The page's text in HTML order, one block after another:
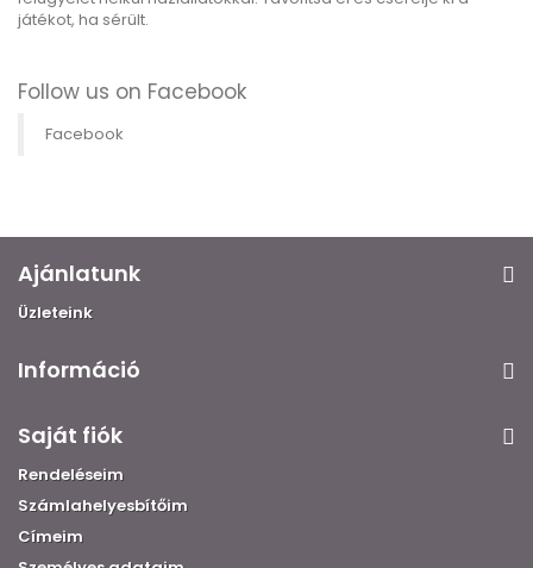
játékot, ha sérült.
Follow us on Facebook
Facebook
Ajánlatunk
Üzleteink
Információ
Saját fiók
Rendeléseim
Számlahelyesbítőim
Címeim